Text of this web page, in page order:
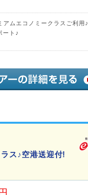
ムエコノミークラスご利用♪
ート♪
ス♪空港送迎付!